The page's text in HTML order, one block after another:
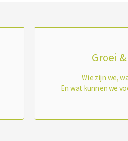
Groei
Wie zijn we,
En wat kunnen we